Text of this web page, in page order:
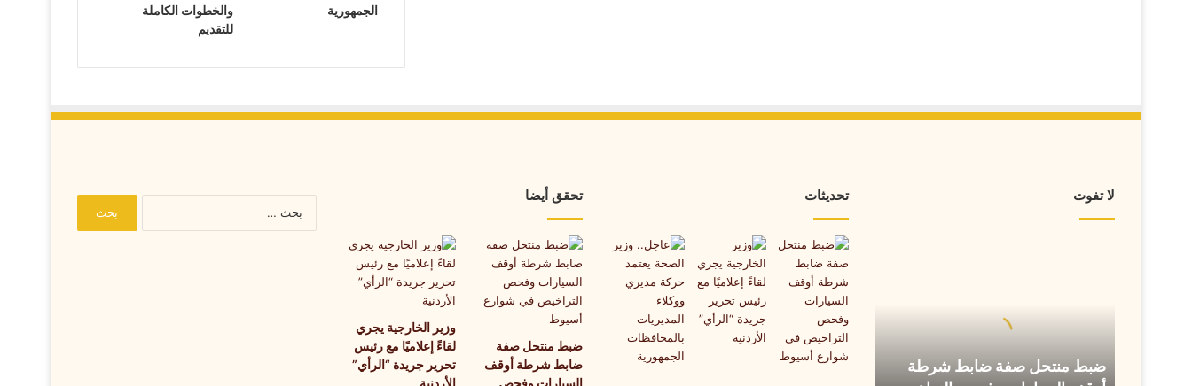
الجمهورية
والخطوات الكاملة
للتقديم
لا تفوت
وفحص
ضبط منتحل صفة ضابط شرطة
تحديثات تحقق أيضا
ضبط منتحل صفة
ضابط شرطة أوقف
السيارات وفحص
وزير الخارجية يجري
لقاءً إعلاميًا مع رئيس
تحرير جريدة “الرأي”
الأردنية